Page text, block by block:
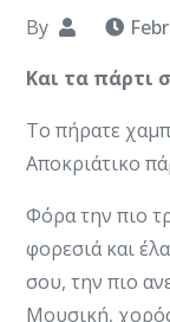
By
Και τα πάρτι
Το πήρατε
Αποκριάτικο
Φόρα την πιο
φορεσιά και
σου, την πιο
Μουσική,